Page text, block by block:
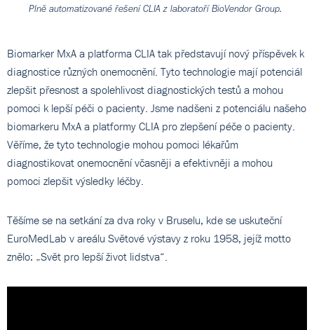
Plně automatizované řešení CLIA z laboratoří BioVendor Group.
Biomarker MxA a platforma CLIA tak představují nový příspěvek k
diagnostice různých onemocnění. Tyto technologie mají potenciál
zlepšit přesnost a spolehlivost diagnostických testů a mohou
pomoci k lepší péči o pacienty. Jsme nadšeni z potenciálu našeho
biomarkeru MxA a platformy CLIA pro zlepšení péče o pacienty.
Věříme, že tyto technologie mohou pomoci lékařům
diagnostikovat onemocnění včasněji a efektivněji a mohou
pomoci zlepšit výsledky léčby.
Těšíme se na setkání za dva roky v Bruselu, kde se uskuteční
EuroMedLab v areálu Světové výstavy z roku 1958, jejíž motto
znělo: „Svět pro lepší život lidstva“.